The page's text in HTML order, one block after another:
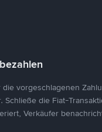
vorgeschlagenen
Schließe die Fiat-
Verkäufer